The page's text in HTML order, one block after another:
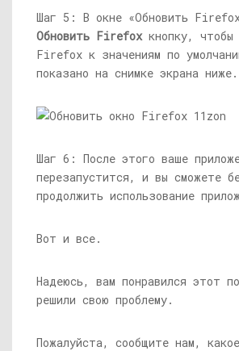
Шаг 5: В окне «Обновить
Обновить Firefoxкнопку, чтобы
Firefox к значениям по
показано на снимке экрана ниже.
Шаг 6: После этого ваше
перезапустится, и вы сможете
продолжить использование
Вот и все.
Надеюсь, вам понравился этот
решили свою проблему.
Пожалуйста, сообщите нам,